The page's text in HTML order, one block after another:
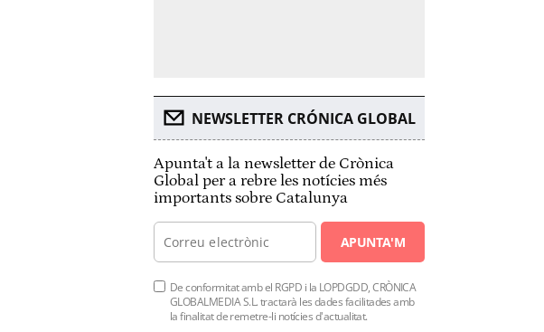
NEWSLETTER CRÓNICA GLOBAL
Apunta't a la newsletter de Crònica
Global per a rebre les notícies més
importants sobre Catalunya
APUNTA'M
De conformitat amb el RGPD i la LOPDGDD, CRÒNICA
GLOBALMEDIA S.L. tractarà les dades facilitades amb
la finalitat de remetre-li notícies d'actualitat.